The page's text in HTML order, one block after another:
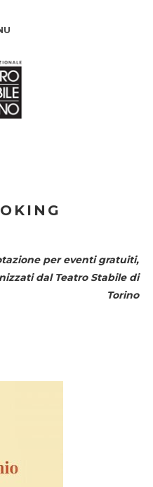
per eventi gratuiti,
dal Teatro Stabile di
Torino